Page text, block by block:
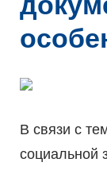
В связи с
социальной